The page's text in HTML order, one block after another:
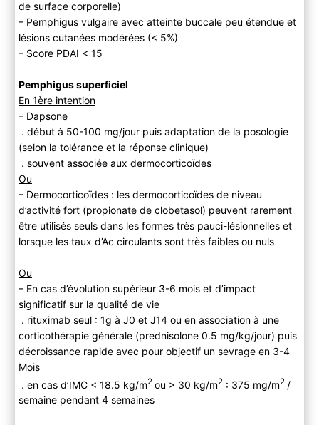
de surface corporelle)
– Pemphigus vulgaire avec atteinte buccale peu étendue et
lésions cutanées modérées (< 5%)
– Score PDAI < 15
Pemphigus superficiel
En 1ère intention
– Dapsone
. début à 50-100 mg/jour puis adaptation de la posologie
(selon la tolérance et la réponse clinique)
. souvent associée aux dermocorticoïdes
Ou
– Dermocorticoïdes : les dermocorticoïdes de niveau
d’activité fort (propionate de clobetasol) peuvent rarement
être utilisés seuls dans les formes très pauci-lésionnelles et
lorsque les taux d’Ac circulants sont très faibles ou nuls
Ou
– En cas d’évolution supérieur 3-6 mois et d’impact
significatif sur la qualité de vie
. rituximab seul : 1g à J0 et J14 ou en association à une
corticothérapie générale (prednisolone 0.5 mg/kg/jour) puis
décroissance rapide avec pour objectif un sevrage en 3-4
Mois
. en cas d’IMC < 18.5 kg/m2 ou > 30 kg/m2: 375 mg/m2 /
semaine pendant 4 semaines